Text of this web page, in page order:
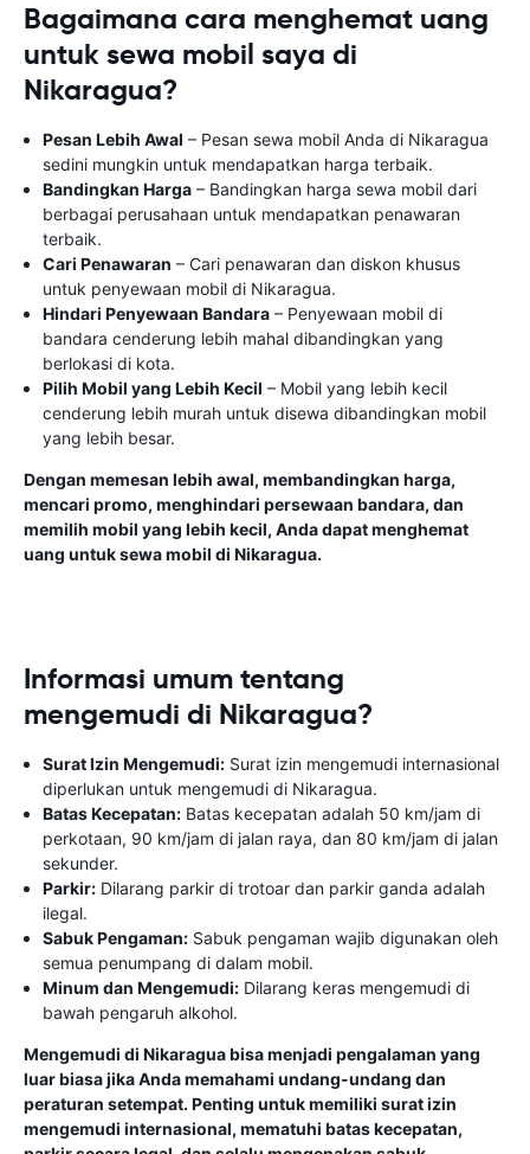
Bagaimana cara menghemat uang
untuk sewa mobil saya di
Nikaragua?
Pesan Lebih Awal – Pesan sewa mobil Anda di Nikaragua
sedini mungkin untuk mendapatkan harga terbaik.
Bandingkan Harga – Bandingkan harga sewa mobil dari
berbagai perusahaan untuk mendapatkan penawaran
terbaik.
Cari Penawaran – Cari penawaran dan diskon khusus
untuk penyewaan mobil di Nikaragua.
Hindari Penyewaan Bandara – Penyewaan mobil di
bandara cenderung lebih mahal dibandingkan yang
berlokasi di kota.
Pilih Mobil yang Lebih Kecil – Mobil yang lebih kecil
cenderung lebih murah untuk disewa dibandingkan mobil
yang lebih besar.
Dengan memesan lebih awal, membandingkan harga,
mencari promo, menghindari persewaan bandara, dan
memilih mobil yang lebih kecil, Anda dapat menghemat
uang untuk sewa mobil di Nikaragua.
Informasi umum tentang
mengemudi di Nikaragua?
Surat Izin Mengemudi: Surat izin mengemudi internasional
diperlukan untuk mengemudi di Nikaragua.
Batas Kecepatan: Batas kecepatan adalah 50 km/jam di
perkotaan, 90 km/jam di jalan raya, dan 80 km/jam di jalan
sekunder.
Parkir: Dilarang parkir di trotoar dan parkir ganda adalah
ilegal.
Sabuk Pengaman: Sabuk pengaman wajib digunakan oleh
semua penumpang di dalam mobil.
Minum dan Mengemudi: Dilarang keras mengemudi di
bawah pengaruh alkohol.
Mengemudi di Nikaragua bisa menjadi pengalaman yang
luar biasa jika Anda memahami undang-undang dan
peraturan setempat. Penting untuk memiliki surat izin
mengemudi internasional, mematuhi batas kecepatan,